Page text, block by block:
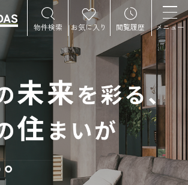
物件検索 お気に入り 閲覧履歴 メニュー